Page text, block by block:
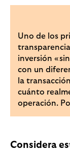
Uno de los
inversión
con un
la
cuánto
operación.
Considera